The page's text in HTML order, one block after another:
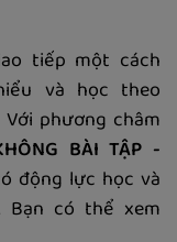
tiếp một cách
và học theo
Với phương châm
BÀI TẬP -
động lực học và
Bạn có thể xem